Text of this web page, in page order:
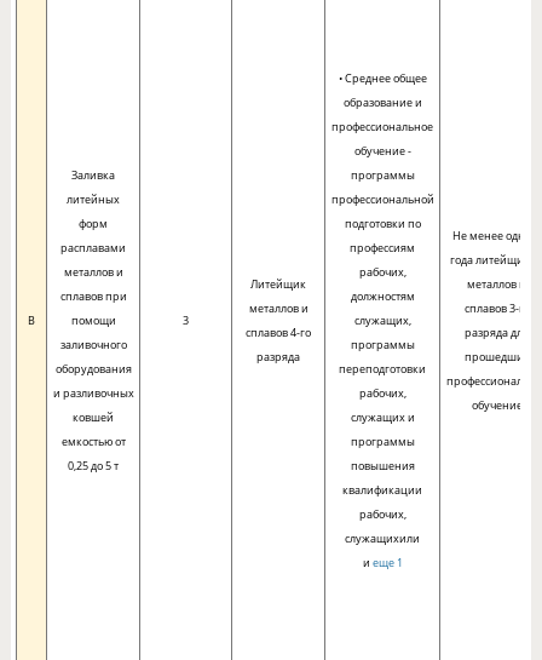
B
Заливка
литейных
форм
расплавами
металлов и
сплавов при
помощи
заливочного
оборудования
и разливочных
ковшей
емкостью от
0,25 до 5 т
3
Литейщик
металлов и
сплавов 4-го
разряда
• Среднее общее
образование и
профессиональное
обучение -
программы
профессиональной
подготовки по
профессиям
рабочих,
должностям
служащих,
программы
переподготовки
рабочих,
служащих и
программы
повышения
квалификации
рабочих,
служащихили
и еще 1
Не менее одного
года
металлов и
сплавов 3-го
разряда для
прошедших
обучение